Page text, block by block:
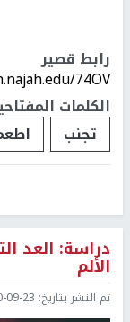
رابط قصير
74OV/
الكلمات
تجنب
دراسة: العد
الألم
تم النشر بتاريخ: 23 13:20